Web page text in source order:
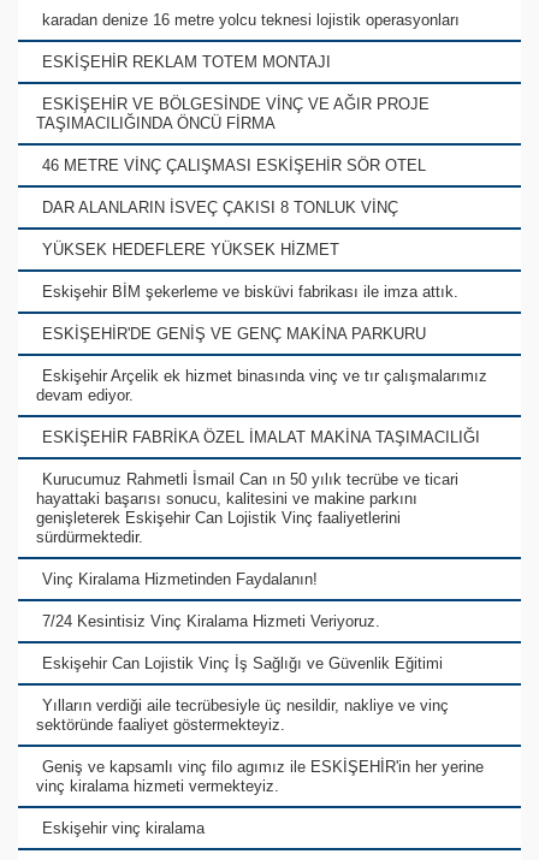
karadan denize 16 metre yolcu teknesi lojistik operasyonları
ESKİŞEHİR REKLAM TOTEM MONTAJI
ESKİŞEHİR VE BÖLGESİNDE VİNÇ VE AĞIR PROJE
TAŞIMACILIĞINDA ÖNCÜ FİRMA
46 METRE VİNÇ ÇALIŞMASI ESKİŞEHİR SÖR OTEL
DAR ALANLARIN İSVEÇ ÇAKISI 8 TONLUK VİNÇ
YÜKSEK HEDEFLERE YÜKSEK HİZMET
Eskişehir BİM şekerleme ve bisküvi fabrikası ile imza attık.
ESKİŞEHİR'DE GENİŞ VE GENÇ MAKİNA PARKURU
Eskişehir Arçelik ek hizmet binasında vinç ve tır çalışmalarımız
devam ediyor.
ESKİŞEHİR FABRİKA ÖZEL İMALAT MAKİNA TAŞIMACILIĞI
Kurucumuz Rahmetli İsmail Can ın 50 yılık tecrübe ve ticari
hayattaki başarısı sonucu, kalitesini ve makine parkını
genişleterek Eskişehir Can Lojistik Vinç faaliyetlerini
sürdürmektedir.
Vinç Kiralama Hizmetinden Faydalanın!
7/24 Kesintisiz Vinç Kiralama Hizmeti Veriyoruz.
Eskişehir Can Lojistik Vinç İş Sağlığı ve Güvenlik Eğitimi
Yılların verdiği aile tecrübesiyle üç nesildir, nakliye ve vinç
sektöründe faaliyet göstermekteyiz.
Geniş ve kapsamlı vinç filo agımız ile ESKİŞEHİR'in her yerine
vinç kiralama hizmeti vermekteyiz.
Eskişehir vinç kiralama